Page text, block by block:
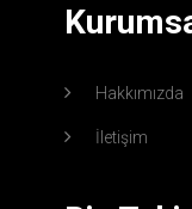
Hakkımızda
İletişim